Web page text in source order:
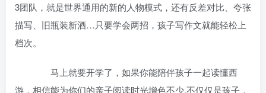
3团队，就是世界通用的新的人物模式，还有反差对比、夸张
描写、旧瓶装新酒…只要学会两招，孩子写作文就能轻松上
档次。
马上就要开学了，如果你能陪伴孩子一起读懂西
游，相信能为你们的亲子阅读时光增色不少.不仅仅是孩子，